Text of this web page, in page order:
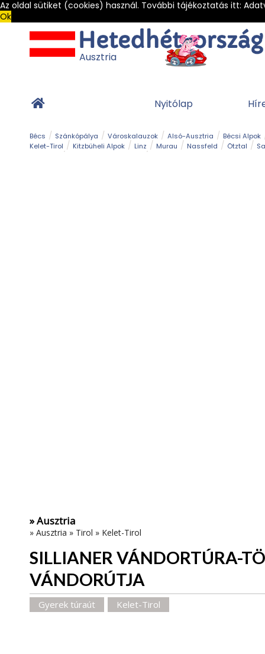
Az oldal sütiket (cookies) használ. További tájékoztatás itt:
Ok
Ausztria
Nyitólap
Bécs Szánkópálya Városkalauzok Alsó-Ausztria Bécsi Alpok
Kelet-Tirol
Kitzbüheli Alpok Linz Murau Nassfeld Ötztal
» Ausztria
» Ausztria » Tirol » Kelet-Tirol
SILLIANER VÁNDORTÚRA-
VÁNDORÚTJA
Gyerek túraút Kelet-Tirol